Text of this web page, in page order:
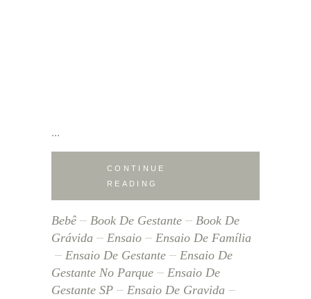
CONTINUE
READING
Bebê Book De Gestante
Book De
Grávida
Ensaio
Ensaio De Família
Ensaio De Gestante
Ensaio De
Gestante No Parque
Ensaio De
Gestante SP
Ensaio De Gravida